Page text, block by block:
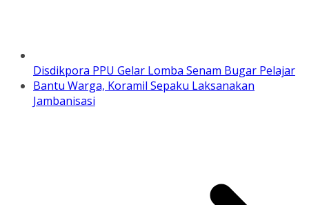
Disdikpora PPU Gelar Lomba Senam Bugar Pelajar
Bantu Warga, Koramil Sepaku Laksanakan
Jambanisasi